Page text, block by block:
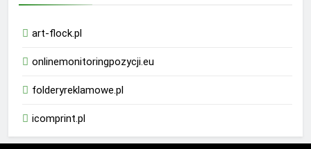
art-flock.pl
onlinemonitoringpozycji.eu
folderyreklamowe.pl
icomprint.pl